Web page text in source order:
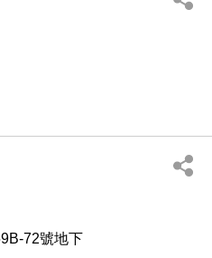
72號地下